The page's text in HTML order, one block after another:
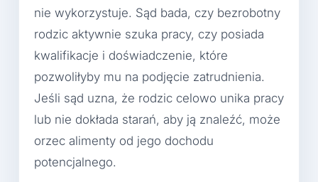
nie wykorzystuje. Sąd bada, czy bezrobotny
rodzic aktywnie szuka pracy, czy posiada
kwalifikacje i doświadczenie, które
pozwoliłyby mu na podjęcie zatrudnienia.
Jeśli sąd uzna, że rodzic celowo unika pracy
lub nie dokłada starań, aby ją znaleźć, może
orzec alimenty od jego dochodu
potencjalnego.